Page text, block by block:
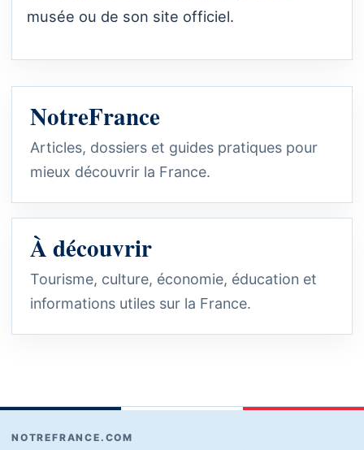
musée ou de son site officiel.
NotreFrance
Articles, dossiers et guides pratiques pour
mieux découvrir la France.
À découvrir
Tourisme, culture, économie, éducation et
informations utiles sur la France.
NOTREFRANCE.COM